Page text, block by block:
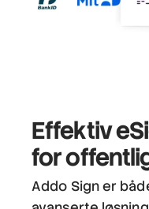
Effektiv
for
Addo Sign er